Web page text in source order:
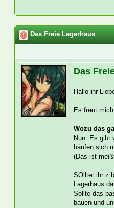
Das Freie Lagerhaus
Das
Hallo ihr
Es freut
Wozu das
Nun. Es gibt
häufen sich
(Das ist
SOlltet ihr
Lagerhaus
Sollte das
bauen und